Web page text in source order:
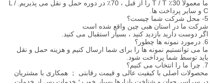
ما معمولاً 30٪ T / T را از قبل ، 70٪ در دوره حمل و نقل می پذیریم.
L /
C و سایر پرداخت ها.
5- محل شرکت شما چیست؟
شرکت ما در استان هبی چین واقع شده است
اگر دوست دارید بازدید کنید ، بسیار استقبال می کنید.
6. درمورد نمونه ها چطور؟
ما می توانستیم نمونه ها را برای شما ارسال کنیم و هزینه حمل و نقل
باید توسط شما پرداخت شود.
7. چرا ما را انتخاب می کنیم؟
محصولات اصلی با کیفیت عالی و قیمت رقابتی ； همکاری با مشتریان